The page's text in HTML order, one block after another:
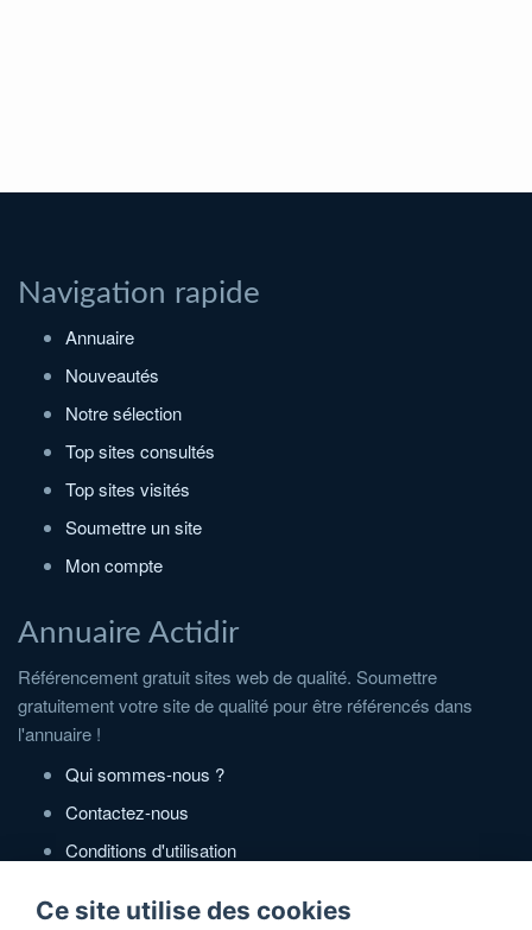
Navigation rapide
Annuaire
Nouveautés
Notre sélection
Top sites consultés
Top sites visités
Soumettre un site
Mon compte
Annuaire Actidir
Référencement gratuit sites web de qualité. Soumettre
gratuitement votre site de qualité pour être référencés dans
l'annuaire !
Qui sommes-nous ?
Contactez-nous
Conditions d'utilisation
Ce site utilise des cookies